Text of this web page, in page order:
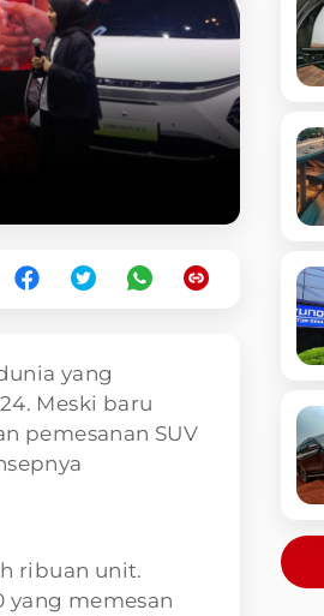
yang
Meski baru
pemesanan SUV
ribuan unit.
memesan